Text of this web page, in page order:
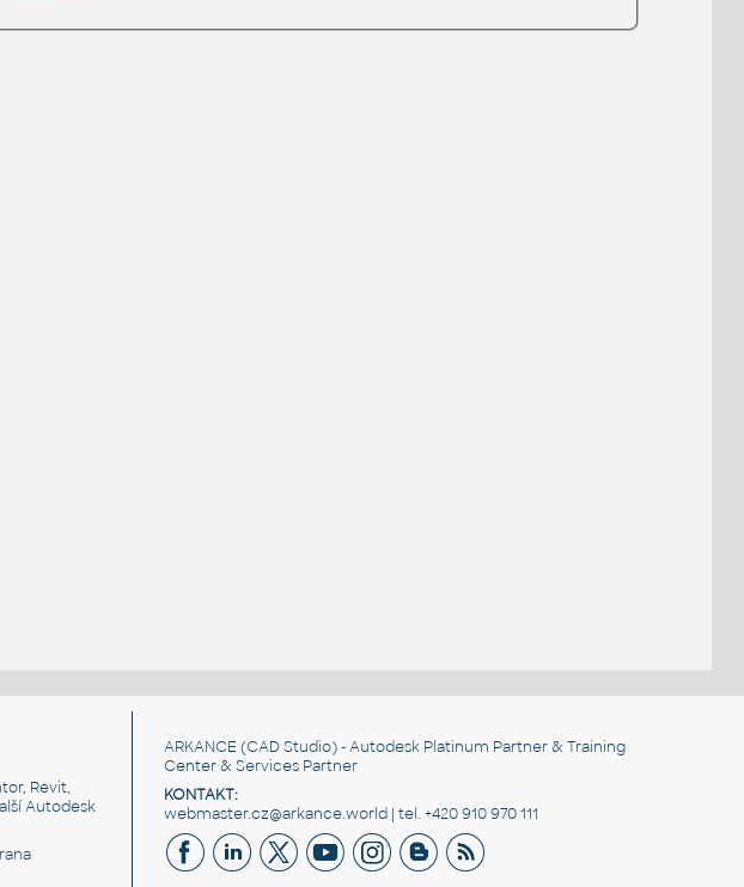
Revit,
Autodesk
ARKANCE (CAD Studio) - Autodesk Platinum Partner & Training
Center & Services Partner
KONTAKT:
webmaster.cz@arkance.world | tel. +420 910 970 111